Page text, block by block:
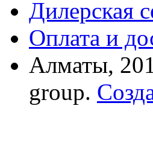
Дилерская
Оплата и
Алматы,
group.